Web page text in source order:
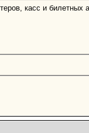
касс и билетных